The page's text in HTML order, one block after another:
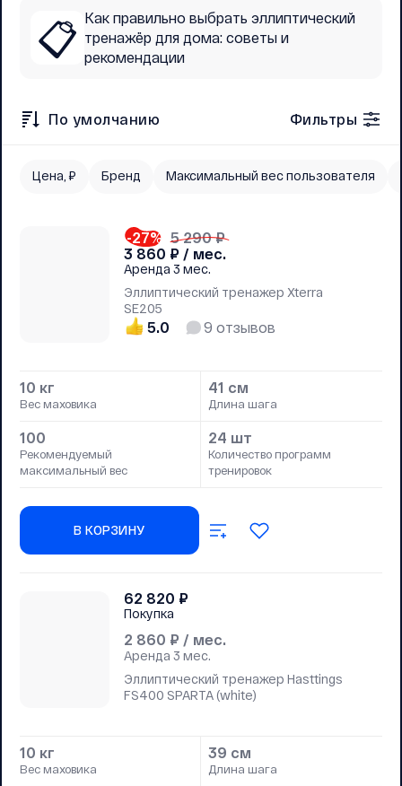
📋 Как правильно выбрать эллиптический
тренажёр для дома: советы и
рекомендации
По умолчанию Фильтры
Цена, ₽ Бренд Максимальный вес пользователя
-27% 5 290 ₽
3 860 ₽ / мес.
Аренда 3 мес.
Эллиптический тренажер Xterra
SE205
5.0 9 отзывов
10 кг
Вес маховика
41 см
Длина шага
100
Рекомендуемый
максимальный вес
24 шт
Количество программ
тренировок
В КОРЗИНУ
2 860 ₽ / мес.
Аренда 3 мес.
62 820 ₽
Покупка
Эллиптический тренажер Hasttings
FS400 SPARTA (white)
10 кг
Вес маховика
39 см
Длина шага